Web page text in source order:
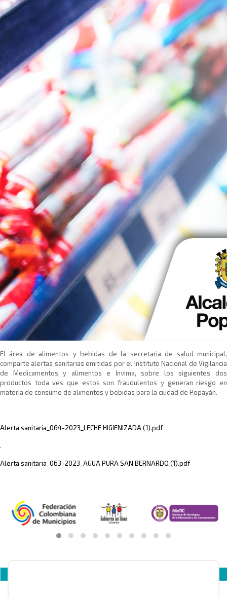
​El área de alimentos y bebidas de la secretaria de salud municipal,
comparte alertas sanitarias emitidas por el Instituto Nacional de Vigilancia
de Medicamentos y alimentos e Invima, sobre los siguientes dos
productos toda ves que estos son fraudulentos y generan riesgo en
materia de consumo de alimentos y bebidas para la ciudad de Popayán.
Alerta sanitaria_064-2023_LECHE HIGIENIZADA (1).pdf
.
Alerta sanitaria_063-2023_AGUA PURA SAN BERNARDO (1).pdf